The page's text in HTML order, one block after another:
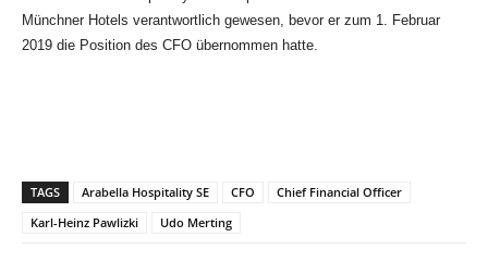
Münchner Hotels verantwortlich gewesen, bevor er zum 1. Februar
2019 die Position des CFO übernommen hatte.
TAGS Arabella Hospitality SE CFO
Chief Financial Officer
Karl-Heinz Pawlizki
Udo Merting